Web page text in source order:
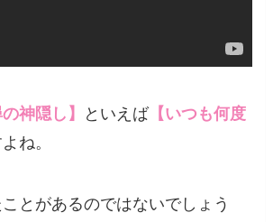
神隠し】 といえば【いつも何度
ね。
とがあるのではないでしょう